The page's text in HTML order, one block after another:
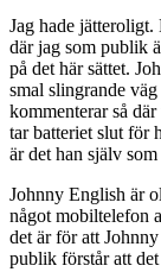
Jag hade
där jag som publik
på det här sättet.
smal slingrande
kommenterar så
tar batteriet slut för
är det han själv
Johnny English är
något mobiltelefon
det är för att
publik förstår att